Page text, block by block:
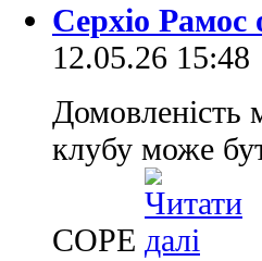
Серхіо Рамос
12.05.26 15:48
Домовленість
клубу може
COPE